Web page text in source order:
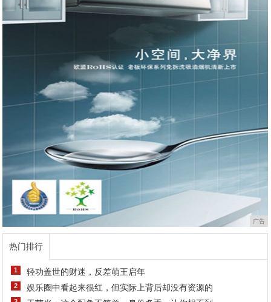
广告
热门排行
1 轻功盖世的财迷，反差萌王启年
2 娱乐圈中看起来很红，但实际上背后却没有资源的